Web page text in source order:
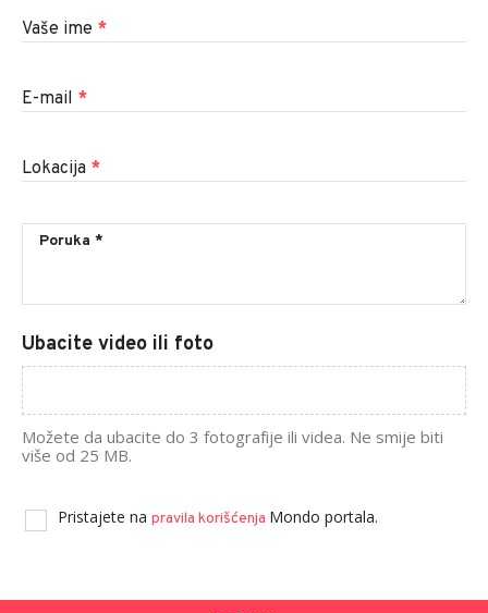
Vaše ime *
E-mail *
Lokacija *
Ubacite video ili foto
Možete da ubacite do 3 fotografije ili videa. Ne smije biti
više od 25 MB.
Pristajete na pravila korišćenja Mondo portala.